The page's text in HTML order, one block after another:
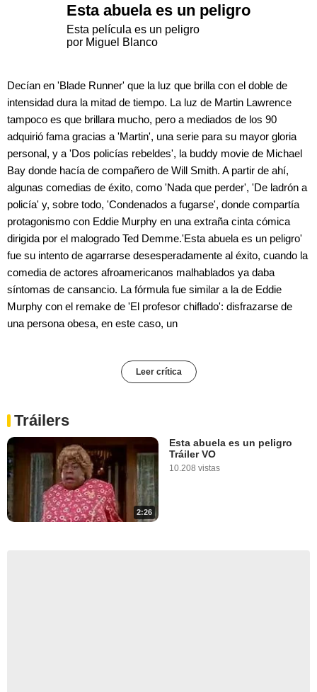
Esta abuela es un peligro
Esta película es un peligro
por Miguel Blanco
Decían en 'Blade Runner' que la luz que brilla con el doble de
intensidad dura la mitad de tiempo. La luz de Martin Lawrence
tampoco es que brillara mucho, pero a mediados de los 90
adquirió fama gracias a 'Martin', una serie para su mayor gloria
personal, y a 'Dos policías rebeldes', la buddy movie de Michael
Bay donde hacía de compañero de Will Smith. A partir de ahí,
algunas comedias de éxito, como 'Nada que perder', 'De ladrón a
policía' y, sobre todo, 'Condenados a fugarse', donde compartía
protagonismo con Eddie Murphy en una extraña cinta cómica
dirigida por el malogrado Ted Demme.'Esta abuela es un peligro'
fue su intento de agarrarse desesperadamente al éxito, cuando la
comedia de actores afroamericanos malhablados ya daba
síntomas de cansancio. La fórmula fue similar a la de Eddie
Murphy con el remake de 'El profesor chiflado': disfrazarse de
una persona obesa, en este caso, un
Leer crítica
Tráilers
2:26
Esta abuela es un peligro
Tráiler VO
10.208 vistas